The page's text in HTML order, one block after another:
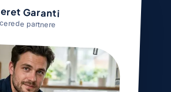
Garanti
partnere